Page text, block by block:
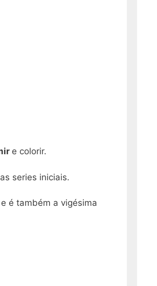
e colorir.
series iniciais.
é também a vigésima